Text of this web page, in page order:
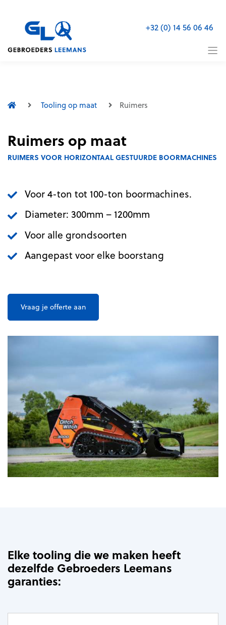
+32 (0) 14 56 06 46
Tooling op maat Ruimers
Ruimers op maat
RUIMERS VOOR HORIZONTAAL GESTUURDE BOORMACHINES
Voor 4-ton tot 100-ton boormachines.
Diameter: 300mm – 1200mm
Voor alle grondsoorten
Aangepast voor elke boorstang
Vraag je offerte aan
Elke tooling die we maken heeft
dezelfde Gebroeders Leemans
garanties: